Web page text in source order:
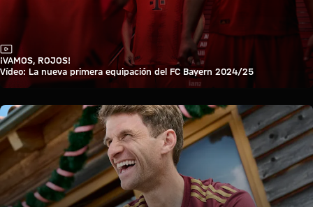
Vídeo
¡VAMOS, ROJOS!
Vídeo: La nueva primera equipación del FC Bayern 2024/25